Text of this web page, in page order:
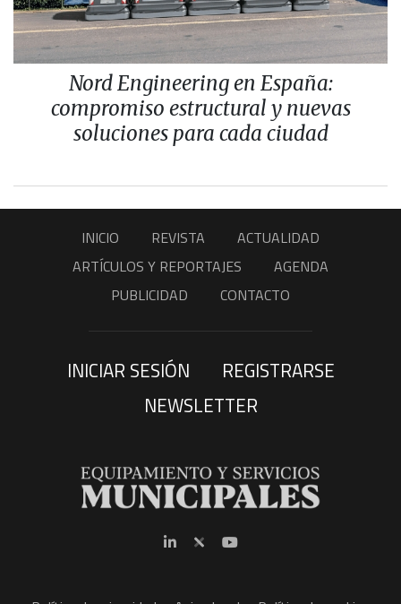
Nord Engineering en España:
compromiso estructural y nuevas
soluciones para cada ciudad
INICIO REVISTA
ACTUALIDAD
ARTÍCULOS Y REPORTAJES
AGENDA
PUBLICIDAD
CONTACTO
INICIAR SESIÓN
REGISTRARSE
NEWSLETTER